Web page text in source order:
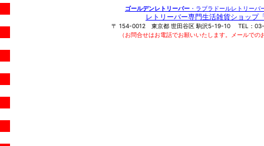
ゴールデンレトリーバー ・ラブラドールレトリー
レトリーバー専門生活雑貨ショップ
〒 154-0012 東京都 世田谷区 駒沢5-19-10 TEL：
（お問合せはお電話でお願いいたします。メールで